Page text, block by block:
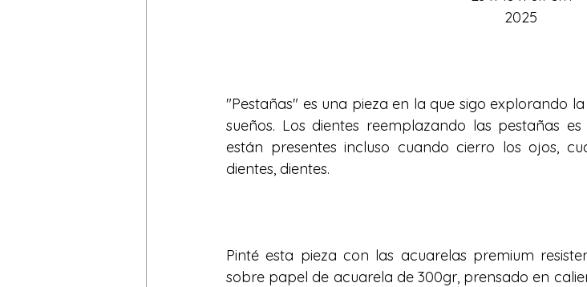
2025
"Pestañas" es una pieza en la que sigo explorando
sueños. Los dientes reemplazando las pestañas
están presentes incluso cuando cierro los ojos,
dientes, dientes.
Pinté esta pieza con las acuarelas premium
sobre papel de acuarela de 300gr, prensado en